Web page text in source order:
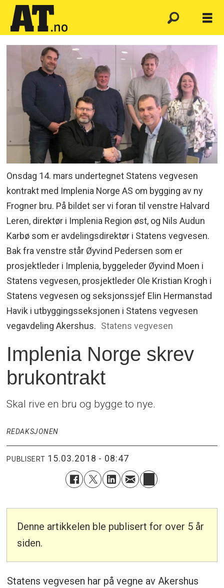
Onsdag 14. mars undertegnet Statens vegvesen
kontrakt med Implenia Norge AS om bygging av ny
Frogner bru. På bildet ser vi foran til venstre Halvard
Leren, direktør i Implenia Region øst, og Nils Audun
Karbø som er avdelingsdirektør i Statens vegvesen.
Bak fra venstre står Øyvind Pedersen som er
prosjektleder i Implenia, byggeleder Øyvind Moen i
Statens vegvesen, prosjektleder Ole Kristian Krogh i
Statens vegvesen og seksjonssjef Elin Hermanstad
Havik i utbyggingsseksjonen i Statens vegvesen
vegavdeling Akershus. Statens vegvesen
Implenia Norge skrev
brukontrakt
Skal rive en bru og bygge to nye.
REDAKSJONEN
PUBLISERT 15.03.2018 - 08:47
Denne artikkelen ble publisert for over 5 år
siden.
Statens vegvesen har på vegne av Akershus